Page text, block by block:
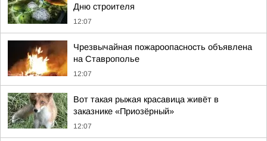
Дню строителя
12:07
Чрезвычайная пожароопасность объявлена
на Ставрополье
12:07
Вот такая рыжая красавица живёт в
заказнике «Приозёрный»
12:07